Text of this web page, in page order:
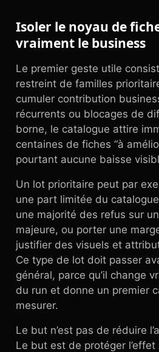
Isoler le noyau de
vraiment le business
Le premier geste utile
restreint de familles
cumuler contribution
récurrents ou blocages de
borne, le catalogue attire
centaines de fiches “à
pourtant aucune baisse
Un lot prioritaire peut par
une part limitée du
une majorité des refus sur
majeure, ou porter une
justifier des visuels et
Ce type de lot doit passer
général, parce qu’il change
du run et donne un premier
mesurer.
Le but n’est pas de réduire
Le but est de protéger